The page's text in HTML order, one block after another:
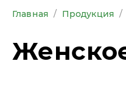
Главная / Продукция /